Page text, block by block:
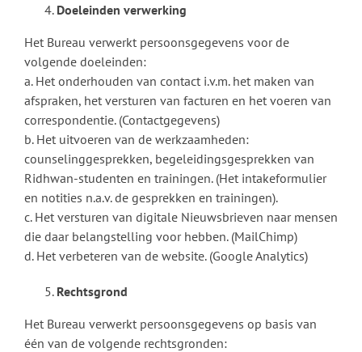
Doeleinden verwerking
Het Bureau verwerkt persoonsgegevens voor de
volgende doeleinden:
a. Het onderhouden van contact i.v.m. het maken van
afspraken, het versturen van facturen en het voeren van
correspondentie. (Contactgegevens)
b. Het uitvoeren van de werkzaamheden:
counselinggesprekken, begeleidingsgesprekken van
Ridhwan-studenten en trainingen. (Het intakeformulier
en notities n.a.v. de gesprekken en trainingen).
c. Het versturen van digitale Nieuwsbrieven naar mensen
die daar belangstelling voor hebben. (MailChimp)
d. Het verbeteren van de website. (Google Analytics)
Rechtsgrond
Het Bureau verwerkt persoonsgegevens op basis van
één van de volgende rechtsgronden: